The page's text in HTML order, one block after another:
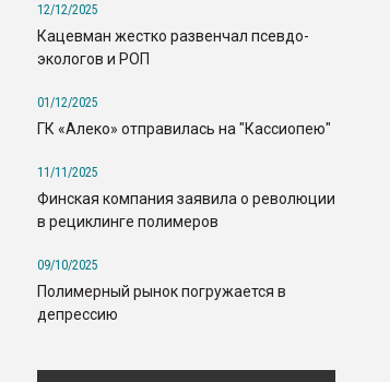
12/12/2025
Кацевман жестко развенчал псевдо-
экологов и РОП
01/12/2025
ГК «Алеко» отправилась на "Кассиопею"
11/11/2025
Финская компания заявила о революции
в рециклинге полимеров
09/10/2025
Полимерный рынок погружается в
депрессию